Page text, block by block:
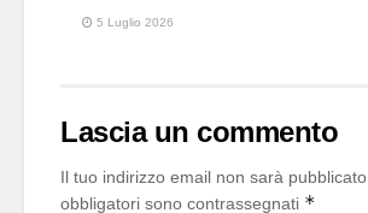
5 Luglio 2026
Lascia un commento
Il tuo indirizzo email non sarà pubblicato.
obbligatori sono contrassegnati *